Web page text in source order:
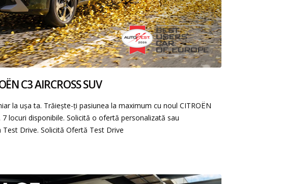
C3 AIRCROSS SUV
la ușa ta. Trăiește-ți pasiunea la maximum cu noul CITROËN
7 locuri disponibile. Solicită o ofertă personalizată sau
Drive. Solicită Ofertă Test Drive